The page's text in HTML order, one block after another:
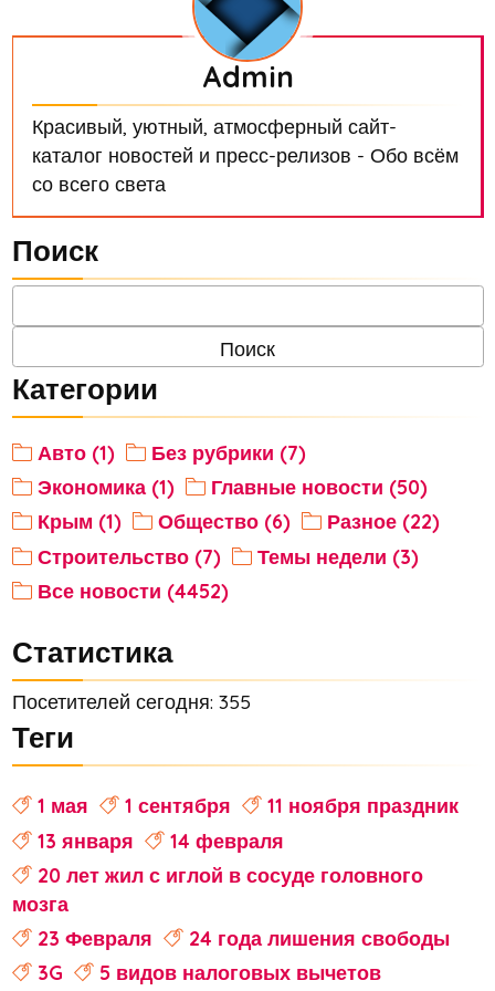
Admin
Красивый, уютный, атмосферный сайт-
каталог новостей и пресс-релизов - Обо всём
со всего света
Поиск
Категории
Авто (1)
Без рубрики (7)
Экономика (1)
Главные новости (50)
Крым (1)
Общество (6)
Разное (22)
Строительство (7)
Темы недели (3)
Все новости (4452)
Статистика
Посетителей сегодня: 355
Теги
1 мая 1 сентября
11 ноября праздник
13 января
14 февраля
20 лет жил с иглой в сосуде головного
мозга
23 Февраля
24 года лишения свободы
3G
5 видов налоговых вычетов